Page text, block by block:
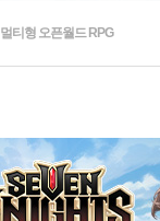
멀티형 오픈월드 RPG